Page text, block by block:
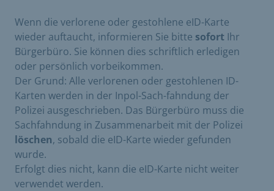
Wenn die verlorene oder gestohlene eID-Karte
wieder auftaucht, informieren Sie bitte sofort Ihr
Bürgerbüro. Sie können dies schriftlich erledigen
oder persönlich vorbeikommen.
Der Grund: Alle verlorenen oder gestohlenen ID-
Karten werden in der Inpol-Sach-fahndung der
Polizei ausgeschrieben. Das Bürgerbüro muss die
Sachfahndung in Zusammenarbeit mit der Polizei
löschen, sobald die eID-Karte wieder gefunden
wurde.
Erfolgt dies nicht, kann die eID-Karte nicht weiter
verwendet werden.